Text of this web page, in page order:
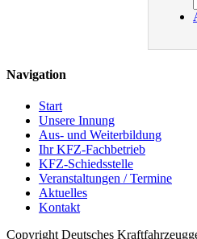
Navigation
Start
Unsere Innung
Aus- und Weiterbildung
Ihr KFZ-Fachbetrieb
KFZ-Schiedsstelle
Veranstaltungen / Termine
Aktuelles
Kontakt
Copyright Deutsches